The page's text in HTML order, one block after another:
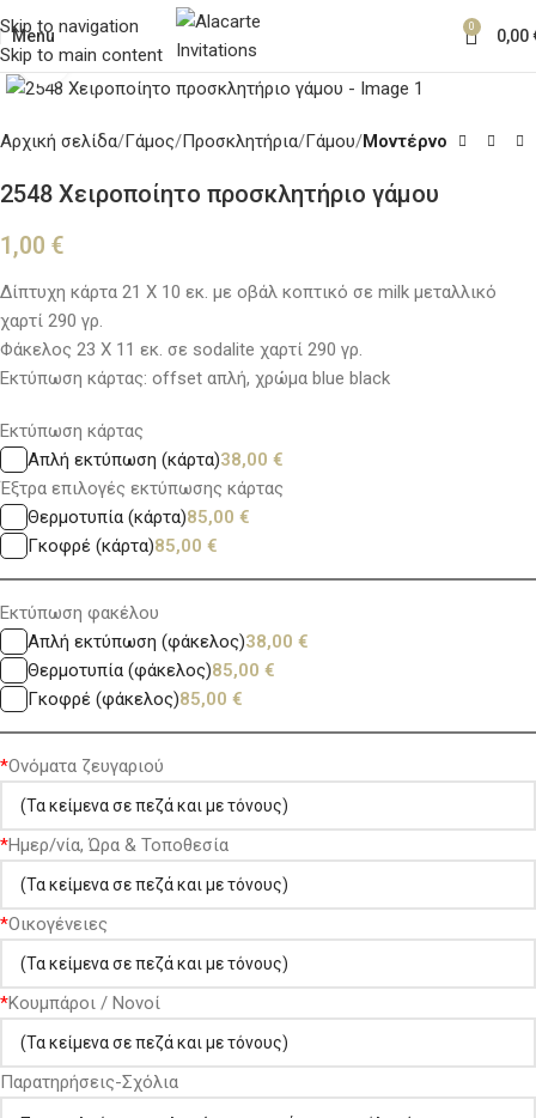
Skip to navigation
Skip to main content
Menu 0 0,00
Κλικ για μεγέθυνση
Αρχική σελίδα Γάμος Προσκλητήρια Γάμου Μοντέρνο
2548 Χειροποίητο προσκλητήριο γάμου
1,00 €
Δίπτυχη κάρτα 21 Χ 10 εκ. με οβάλ κοπτικό σε milk μεταλλικό
χαρτί 290 γρ.
Φάκελος 23 Χ 11 εκ. σε sodalite χαρτί 290 γρ.
Εκτύπωση κάρτας: offset απλή, χρώμα blue black
Εκτύπωση κάρτας
Απλή εκτύπωση (κάρτα)38,00 €
Έξτρα επιλογές εκτύπωσης κάρτας
Θερμοτυπία (κάρτα)85,00 €
Γκοφρέ (κάρτα)85,00 €
Εκτύπωση φακέλου
Απλή εκτύπωση (φάκελος)38,00 €
Θερμοτυπία (φάκελος)85,00 €
Γκοφρέ (φάκελος)85,00 €
*Ονόματα ζευγαριού
*Ημερ/νία, Ώρα & Τοποθεσία
*Οικογένειες
*Κουμπάροι / Νονοί
Παρατηρήσεις-Σχόλια